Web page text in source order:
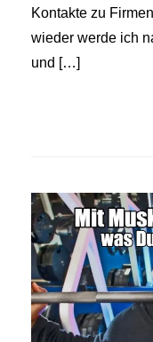
Kontakte zu
wieder werde ich
und […]